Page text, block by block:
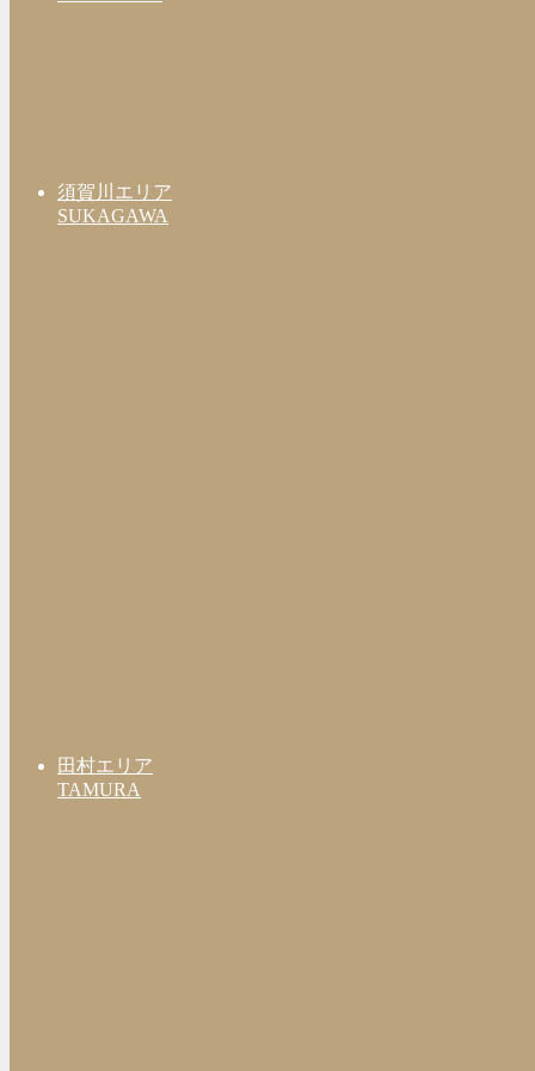
須賀川エリア
SUKAGAWA
田村エリア
TAMURA